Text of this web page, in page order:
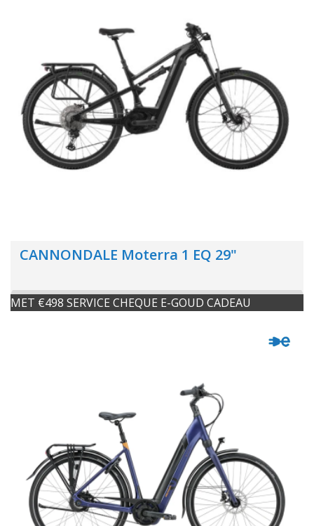
CANNONDALE Moterra 1 EQ 29"
MET €498 SERVICE CHEQUE E-GOUD CADEAU